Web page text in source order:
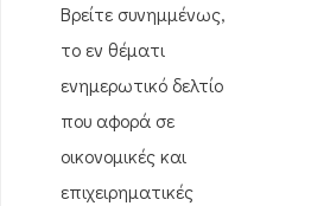
Βρείτε συνημμένως,
το εν θέματι
ενημερωτικό δελτίο
που αφορά σε
οικονομικές και
επιχειρηματικές